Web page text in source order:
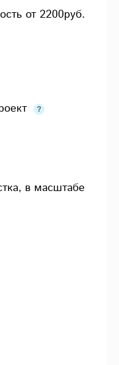
от 2200руб.
в масштабе